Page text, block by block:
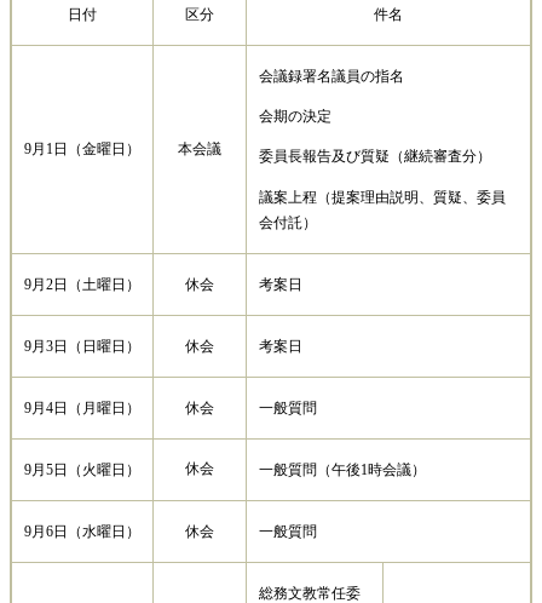
日付 区分 件名
9月1日（金曜日） 本会議
会議録署名議員の指名
会期の決定
委員長報告及び質疑（継続審査分）
議案上程（提案理由説明、質疑、委員
会付託）
9月2日（土曜日） 休会 考案日
9月3日（日曜日） 休会 考案日
9月4日（月曜日） 休会 一般質問
9月5日（火曜日） 休会 一般質問（午後1時会議）
9月6日（水曜日） 休会 一般質問
総務文教常任委